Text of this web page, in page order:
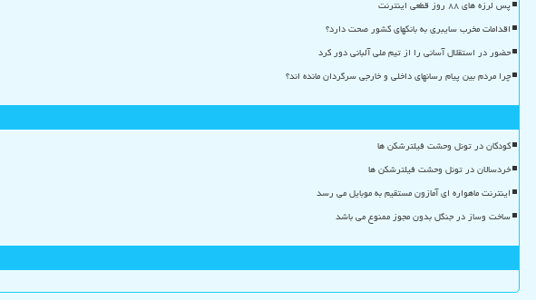
پس لرزه های ۸۸ روز قطعی اینترنت
اقدامات مخرب سایبری به بانکهای کشور صحت دارد؟
حضور در استقلال آسانی را از تیم ملی آلبانی دور کرد
چرا مردم بین پیام رسانهای داخلی و خارجی سرگردان مانده اند؟
کودکان در تونل وحشت فیلترشکن ها
خردسالان در تونل وحشت فیلترشکن ها
اینترنت ماهواره ای آمازون مستقیم به موبایل می رسد
ساخت وساز در جنگل بدون مجوز ممنوع می باشد